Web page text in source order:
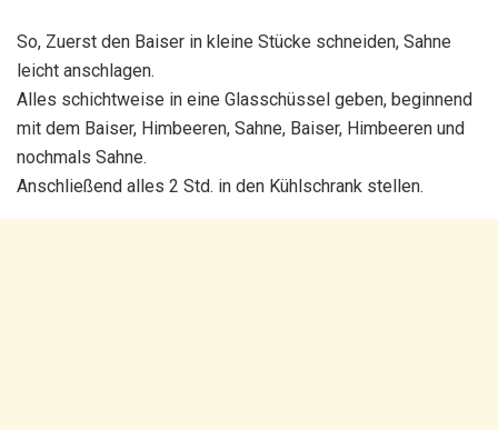
So, Zuerst den Baiser in kleine Stücke schneiden, Sahne
leicht anschlagen.
Alles schichtweise in eine Glasschüssel geben, beginnend
mit dem Baiser, Himbeeren, Sahne, Baiser, Himbeeren und
nochmals Sahne.
Anschließend alles 2 Std. in den Kühlschrank stellen.